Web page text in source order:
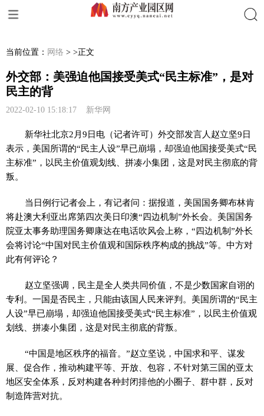
当前位置： 网络 > >正文
外交部：美强迫他国接受美式“民主标准”，是对
民主的背
2022-02-10 15:18:17 新华网
新华社北京2月9日电（记者许可）外交部发言人赵立坚9日
表示，美国所谓的“民主人设”早已崩塌，却强迫他国接受美式“民
主标准”，以民主价值观划线、拼凑小集团，这是对民主彻底的背
叛。
当日例行记者会上，有记者问：据报道，美国国务卿布林肯
将赴澳大利亚出席第四次美日印澳“四边机制”外长会。美国国务
院亚太事务助理国务卿康达在电话吹风会上称，“四边机制”外长
会将讨论“中国对民主价值观和国际秩序构成的挑战”等。中方对
此有何评论？
赵立坚强调，民主是全人类共同价值，不是少数国家自诩的
专利。一国是否民主，只能由该国人民来评判。美国所谓的“民主
人设”早已崩塌，却强迫他国接受美式“民主标准”，以民主价值观
划线、拼凑小集团，这是对民主彻底的背叛。
“中国是地区秩序的福音。”赵立坚说，中国求和平、谋发
展、促合作，推动构建平等、开放、包容，不针对第三国的亚太
地区安全体系，反对构建各种封闭排他的小圈子、群中群，反对
制造阵营对抗。